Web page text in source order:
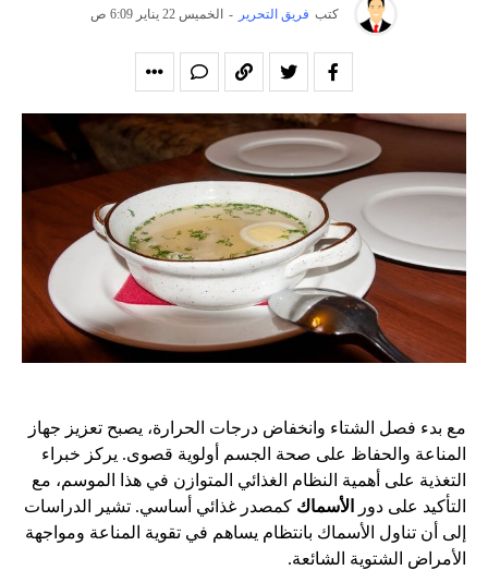
كتب فريق التحرير - الخميس 22 يناير 6:09 ص
مع بدء فصل الشتاء وانخفاض درجات الحرارة، يصبح تعزيز جهاز
المناعة والحفاظ على صحة الجسم أولوية قصوى. يركز خبراء
التغذية على أهمية النظام الغذائي المتوازن في هذا الموسم، مع
التأكيد على دور
الأسماك كمصدر غذائي أساسي. تشير الدراسات
إلى أن تناول الأسماك بانتظام يساهم في تقوية المناعة ومواجهة
الأمراض الشتوية الشائعة.